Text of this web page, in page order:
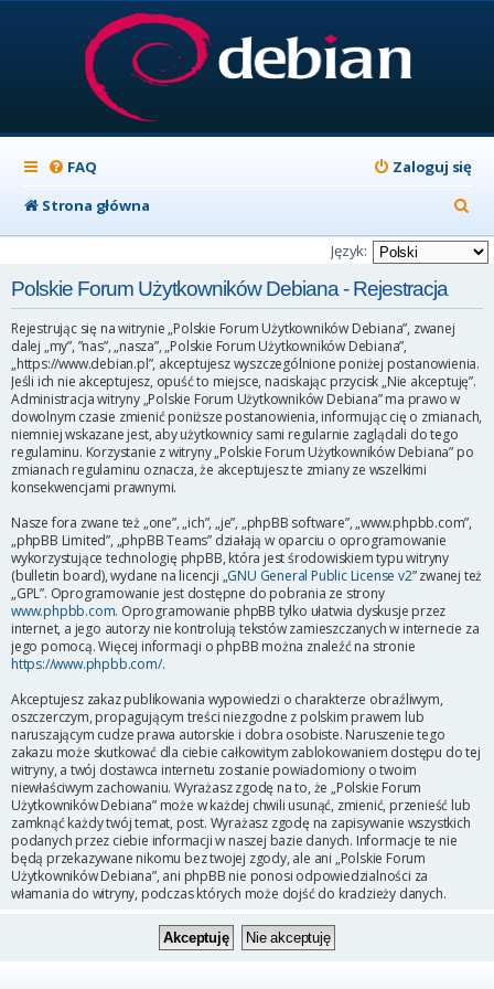
FAQ
Zaloguj się
Strona główna
z
u
j
Język:
Polskie Forum Użytkowników Debiana - Rejestracja
Rejestrując się na witrynie „Polskie Forum Użytkowników Debiana”, zwanej
dalej „my”, ”nas”, „nasza”, „Polskie Forum Użytkowników Debiana”,
„https://www.debian.pl”, akceptujesz wyszczególnione poniżej postanowienia.
Jeśli ich nie akceptujesz, opuść to miejsce, naciskając przycisk „Nie akceptuję”.
Administracja witryny „Polskie Forum Użytkowników Debiana” ma prawo w
dowolnym czasie zmienić poniższe postanowienia, informując cię o zmianach,
niemniej wskazane jest, aby użytkownicy sami regularnie zaglądali do tego
regulaminu. Korzystanie z witryny „Polskie Forum Użytkowników Debiana” po
zmianach regulaminu oznacza, że akceptujesz te zmiany ze wszelkimi
konsekwencjami prawnymi.
Nasze fora zwane też „one”, „ich”, „je”, „phpBB software”, „www.phpbb.com”,
„phpBB Limited”, „phpBB Teams” działają w oparciu o oprogramowanie
wykorzystujące technologię phpBB, która jest środowiskiem typu witryny
(bulletin board), wydane na licencji „GNU General Public License v2” zwanej też
„GPL”. Oprogramowanie jest dostępne do pobrania ze strony
www.phpbb.com. Oprogramowanie phpBB tylko ułatwia dyskusje przez
internet, a jego autorzy nie kontrolują tekstów zamieszczanych w internecie za
jego pomocą. Więcej informacji o phpBB można znaleźć na stronie
https://www.phpbb.com/.
Akceptujesz zakaz publikowania wypowiedzi o charakterze obraźliwym,
oszczerczym, propagującym treści niezgodne z polskim prawem lub
naruszającym cudze prawa autorskie i dobra osobiste. Naruszenie tego
zakazu może skutkować dla ciebie całkowitym zablokowaniem dostępu do tej
witryny, a twój dostawca internetu zostanie powiadomiony o twoim
niewłaściwym zachowaniu. Wyrażasz zgodę na to, że „Polskie Forum
Użytkowników Debiana” może w każdej chwili usunąć, zmienić, przenieść lub
zamknąć każdy twój temat, post. Wyrażasz zgodę na zapisywanie wszystkich
podanych przez ciebie informacji w naszej bazie danych. Informacje te nie
będą przekazywane nikomu bez twojej zgody, ale ani „Polskie Forum
Użytkowników Debiana”, ani phpBB nie ponosi odpowiedzialności za
włamania do witryny, podczas których może dojść do kradzieży danych.